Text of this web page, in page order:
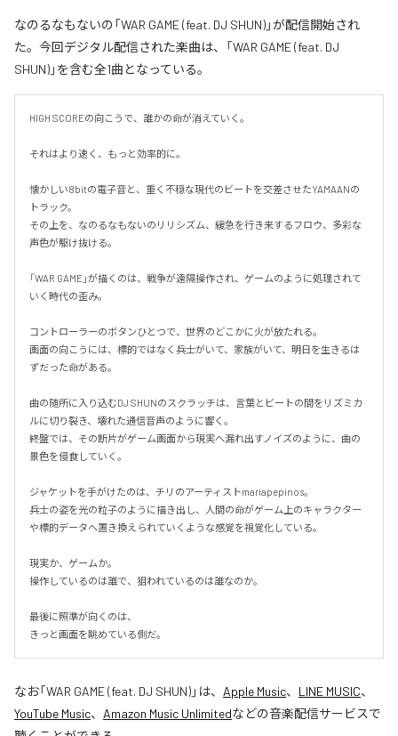
なのるなもないの「WAR GAME (feat. DJ SHUN)」が配信開始され
た。今回デジタル配信された楽曲は、「WAR GAME (feat. DJ
SHUN)」を含む全1曲となっている。
HIGH SCOREの向こうで、誰かの命が消えていく。
それはより速く、もっと効率的に。
懐かしい8bitの電子音と、重く不穏な現代のビートを交差させたYAMAANの
トラック。
その上を、なのるなもないのリリシズム、緩急を行き来するフロウ、多彩な
声色が駆け抜ける。
「WAR GAME」が描くのは、戦争が遠隔操作され、ゲームのように処理されて
いく時代の歪み。
コントローラーのボタンひとつで、世界のどこかに火が放たれる。
画面の向こうには、標的ではなく兵士がいて、家族がいて、明日を生きるは
ずだった命がある。
曲の随所に入り込むDJ SHUNのスクラッチは、言葉とビートの間をリズミカ
ルに切り裂き、壊れた通信音声のように響く。
終盤では、その断片がゲーム画面から現実へ漏れ出すノイズのように、曲の
景色を侵食していく。
ジャケットを手がけたのは、チリのアーティストmariapepinos。
兵士の姿を光の粒子のように描き出し、人間の命がゲーム上のキャラクター
や標的データへ置き換えられていくような感覚を視覚化している。
現実か、ゲームか。
操作しているのは誰で、狙われているのは誰なのか。
最後に照準が向くのは、
きっと画面を眺めている側だ。
なお「WAR GAME (feat. DJ SHUN)」は、 Apple Music、 LINE MUSIC、
YouTube Music、 Amazon Music Unlimitedなどの音楽配信サービスで